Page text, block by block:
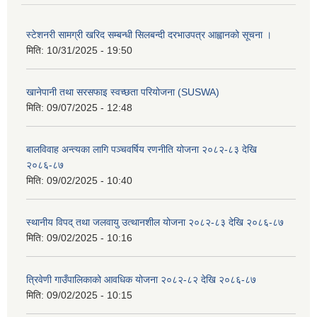
स्टेशनरी सामग्री खरिद सम्बन्धी सिलबन्दी दरभाउपत्र आह्वानको सूचना ।
मिति: 10/31/2025 - 19:50
खानेपानी तथा सरसफाइ स्वच्छता परियोजना (SUSWA)
मिति: 09/07/2025 - 12:48
बालविवाह अन्त्यका लागि पञ्चवर्षिय रणनीति योजना २०८२-८३ देखि
२०८६-८७
मिति: 09/02/2025 - 10:40
स्थानीय विपद् तथा जलवायु उत्थानशील योजना २०८२-८३ देखि २०८६-८७
मिति: 09/02/2025 - 10:16
त्रिवेणी गाउँपालिकाको आवधिक योजना २०८२-८२ देखि २०८६-८७
मिति: 09/02/2025 - 10:15